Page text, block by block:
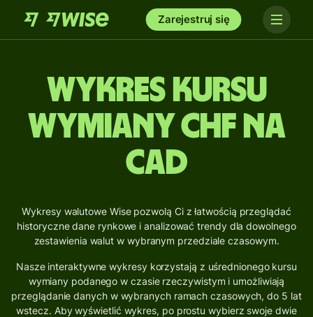
Zarejestruj się
Wykres kursu
wymiany CHF na
CAD
Wykresy walutowe Wise pozwolą Ci z łatwością przeglądać
historyczne dane rynkowe i analizować trendy dla dowolnego
zestawienia walut w wybranym przedziale czasowym.
Nasze interaktywne wykresy korzystają z uśrednionego kursu
wymiany podanego w czasie rzeczywistym i umożliwiają
przeglądanie danych w wybranych ramach czasowych, do 5 lat
wstecz. Aby wyświetlić wykres, po prostu wybierz swoje dwie